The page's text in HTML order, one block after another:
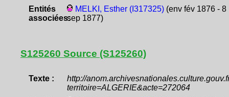
Entités
associées:
MELKI, Esther (I317325)(env fév 1876 - 8
sep 1877)
S125260 Source (S125260)
Texte :
http://
territoire=ALGERIE&acte=272064